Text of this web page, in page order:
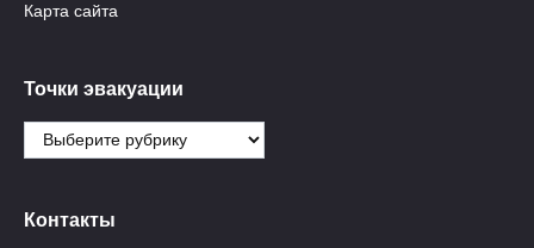
Карта сайта
Точки эвакуации
Точки
эвакуации
Контакты